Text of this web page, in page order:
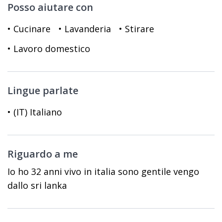
Posso aiutare con
• Cucinare • Lavanderia
• Stirare
• Lavoro domestico
Lingue parlate
• (IT) Italiano
Riguardo a me
Io ho 32 anni vivo in italia sono gentile vengo
dallo sri lanka